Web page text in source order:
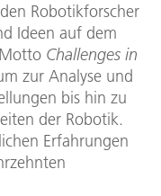
Robotikforscher
Ideen auf dem
Challenges in
zur Analyse und
bis hin zu
der Robotik.
Erfahrungen